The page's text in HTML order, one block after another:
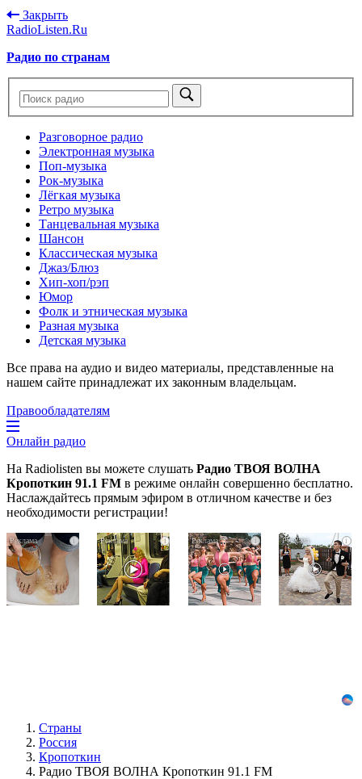
Закрыть
RadioListen.Ru
Радио по странам
Разговорное радио
Электронная музыка
Поп-музыка
Рок-музыка
Лёгкая музыка
Ретро музыка
Танцевальная музыка
Шансон
Классическая музыка
Джаз/Блюз
Хип-хоп/рэп
Юмор
Фолк и этническая музыка
Разная музыка
Детская музыка
Все права на аудио и видео материалы, представленные на
нашем сайте принадлежат их законным владельцам.
Правообладателям
Онлайн радио
На Radiolisten вы можете слушать Радио ТВОЯ ВОЛНА
Кропоткин 91.1 FM в режиме онлайн совершенно бесплатно.
Наслаждайтесь прямым эфиром в отличном качестве и без
необходимости регистрации!
i
Ногти
будут
чистыми!
Домашний
метод
i
Королева
вагона
отожгла!
Видео
i
Ржу
переставая,
это
видео
i
Страны
Россия
Кропоткин
Радио ТВОЯ ВОЛНА Кропоткин 91.1 FM